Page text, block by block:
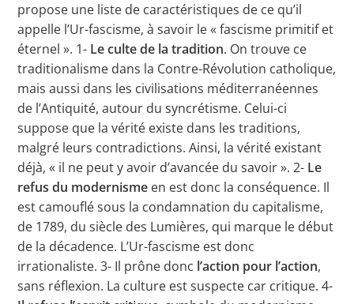
propose une liste de caractéristiques de ce qu’il
appelle l’Ur-fascisme, à savoir le « fascisme primitif et
éternel ». 1- Le culte de la tradition. On trouve ce
traditionalisme dans la Contre-Révolution catholique,
mais aussi dans les civilisations méditerranéennes
de l’Antiquité, autour du syncrétisme. Celui-ci
suppose que la vérité existe dans les traditions,
malgré leurs contradictions. Ainsi, la vérité existant
déjà, « il ne peut y avoir d’avancée du savoir ». 2- Le
refus du modernisme en est donc la conséquence. Il
est camouflé sous la condamnation du capitalisme,
de 1789, du siècle des Lumières, qui marque le début
de la décadence. L’Ur-fascisme est donc
irrationaliste. 3- Il prône donc l’action pour l’action,
sans réflexion. La culture est suspecte car critique. 4-